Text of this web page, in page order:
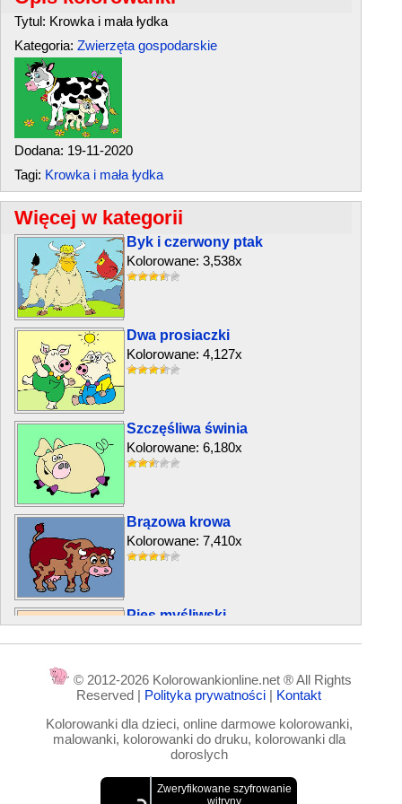
Tytul: Krowka i mała łydka
Kategoria: Zwierzęta gospodarskie
Dodana: 19-11-2020
Tagi: Krowka i mała łydka
Więcej w kategorii
Byk i czerwony ptak
Kolorowane: 3,538x
Dwa prosiaczki
Kolorowane: 4,127x
Szczęśliwa świnia
Kolorowane: 6,180x
Brązowa krowa
Kolorowane: 7,410x
Pies myśliwski
Kolorowane: 4,107x
© 2012-2026 Kolorowankionline.net ® All Rights
Reserved | Polityka prywatności | Kontakt
Kolorowanki dla dzieci, online darmowe kolorowanki,
malowanki, kolorowanki do druku, kolorowanki dla
doroslych